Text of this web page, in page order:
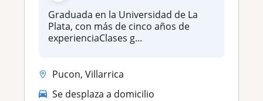
Graduada en la Universidad de La
Plata, con más de cinco años de
experienciaClases g...
Pucon, Villarrica
Se desplaza a domicilio